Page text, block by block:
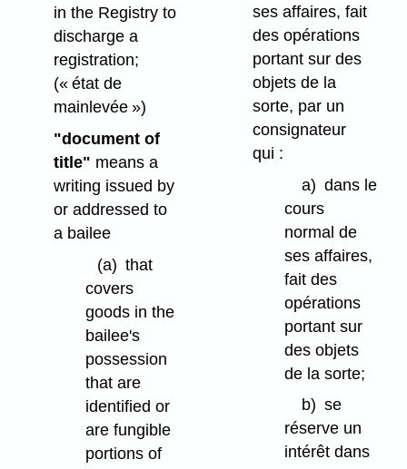
in the Registry to
discharge a
registration;
(« état de
mainlevée »)
"document of
title" means a
writing issued by
or addressed to
a bailee
(a) that
covers
goods in the
bailee's
possession
that are
identified or
are fungible
portions of
ses affaires, fait
des opérations
portant sur des
objets de la
sorte, par un
consignateur
qui :
a) dans le
cours
normal de
ses affaires,
fait des
opérations
portant sur
des objets
de la sorte;
b) se
réserve un
intérêt dans